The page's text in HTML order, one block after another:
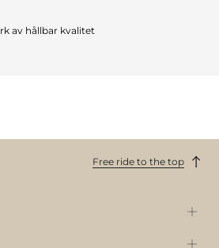
av hållbar kvalitet
Free ride to the top